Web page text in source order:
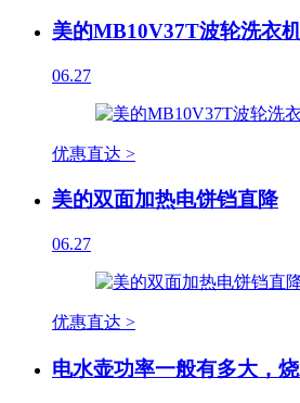
美的MB10V37T波轮洗衣
06.27
优惠直达 >
美的双面加热电饼铛直降
06.27
优惠直达 >
电水壶功率一般有多大，